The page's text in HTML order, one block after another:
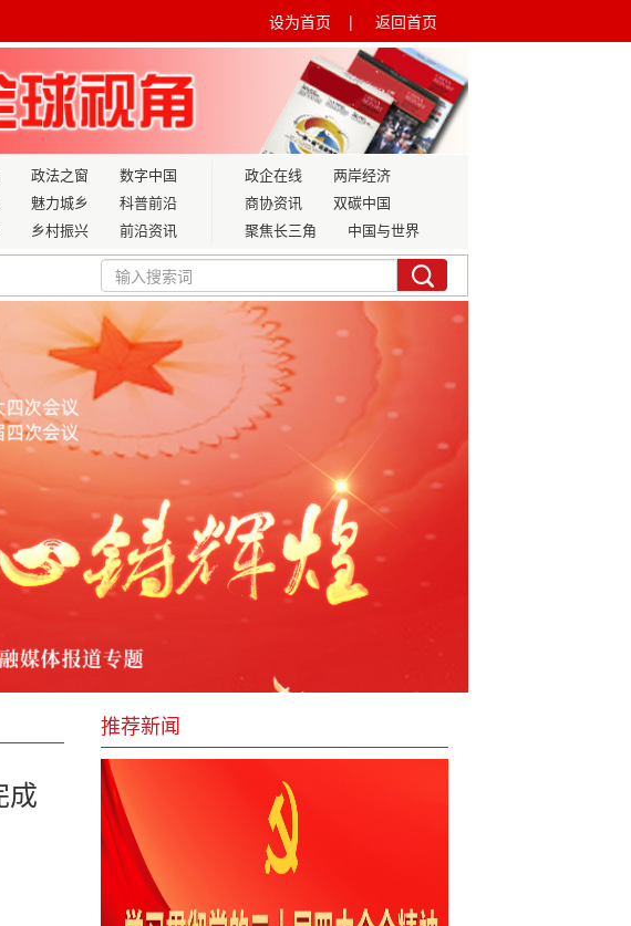
返回首页
设为首页 |
政法之窗
数字中国
魅力城乡
科普前沿
乡村振兴 前沿资讯
政企在线
两岸经济
商协资讯
双碳中国
聚焦长三角
中国与世界
成
推荐新闻